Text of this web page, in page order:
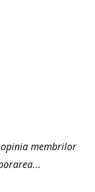
opinia membrilor